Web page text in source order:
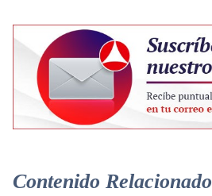
Contenido Relacionado